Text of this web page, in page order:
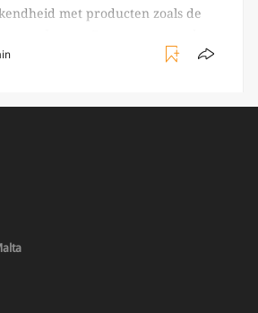
met producten zoals de
bekend om het brede aanbod in